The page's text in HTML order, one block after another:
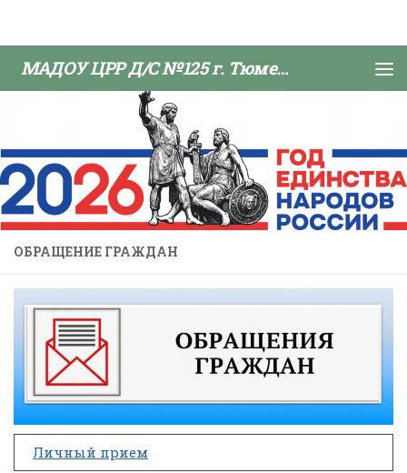
МАДОУ ЦРР Д/С №125 г. Тюмени
ОБРАЩЕНИЕ ГРАЖДАН
Личный прием